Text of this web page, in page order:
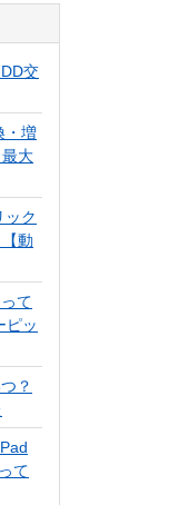
交
・増
大
ック
動
て
ピッ
？
て